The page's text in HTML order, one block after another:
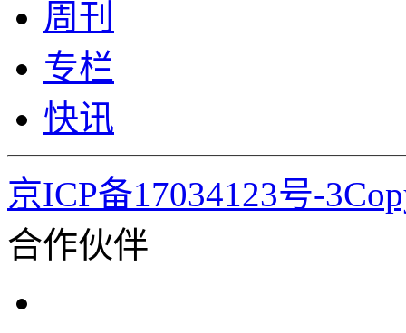
周刊
专栏
快讯
京ICP备17034123号-
合作伙伴